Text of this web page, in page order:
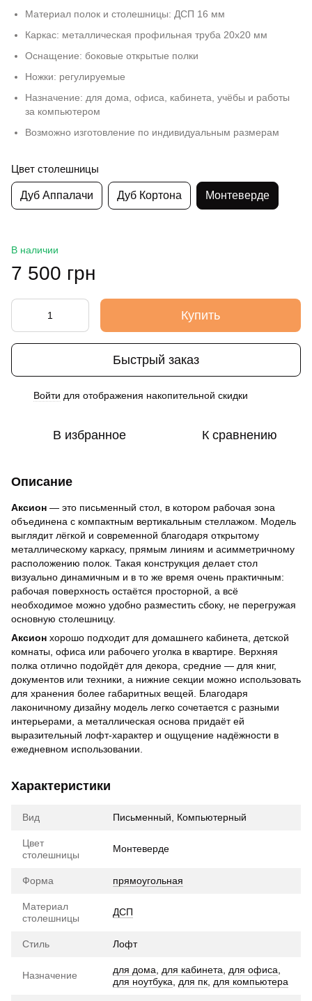
Материал полок и столешницы: ДСП 16 мм
Каркас: металлическая профильная труба 20х20 мм
Оснащение: боковые открытые полки
Ножки: регулируемые
Назначение: для дома, офиса, кабинета, учёбы и работы
за компьютером
Возможно изготовление по индивидуальным размерам
Цвет столешницы
Дуб Аппалачи Дуб Кортона Монтеверде
В наличии
7 500 грн
Купить
Быстрый заказ
Войти для отображения накопительной скидки
В избранное К сравнению
Описание
Аксион — это письменный стол, в котором рабочая зона
объединена с компактным вертикальным стеллажом. Модель
выглядит лёгкой и современной благодаря открытому
металлическому каркасу, прямым линиям и асимметричному
расположению полок. Такая конструкция делает стол
визуально динамичным и в то же время очень практичным:
рабочая поверхность остаётся просторной, а всё
необходимое можно удобно разместить сбоку, не перегружая
основную столешницу.
Аксион хорошо подходит для домашнего кабинета, детской
комнаты, офиса или рабочего уголка в квартире. Верхняя
полка отлично подойдёт для декора, средние — для книг,
документов или техники, а нижние секции можно использовать
для хранения более габаритных вещей. Благодаря
лаконичному дизайну модель легко сочетается с разными
интерьерами, а металлическая основа придаёт ей
выразительный лофт-характер и ощущение надёжности в
ежедневном использовании.
Характеристики
Вид Письменный, Компьютерный
Цвет
столешницы
Монтеверде
Форма прямоугольная
Материал
столешницы
ДСП
Стиль Лофт
Назначение для дома для кабинета для офиса
для ноутбука
для пк для компьютера